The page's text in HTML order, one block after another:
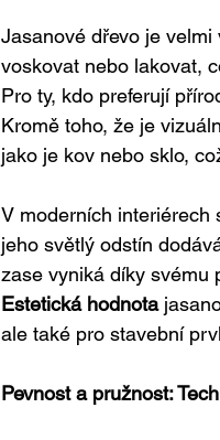
Jasanové dřevo je
voskovat nebo lakovat,
Pro ty, kdo preferují
Kromě toho, že je
jako je kov nebo sklo,
V moderních interiérech
jeho světlý odstín
zase vyniká díky svému
Estetická hodnota
ale také pro stavební
Pevnost a pružnost: